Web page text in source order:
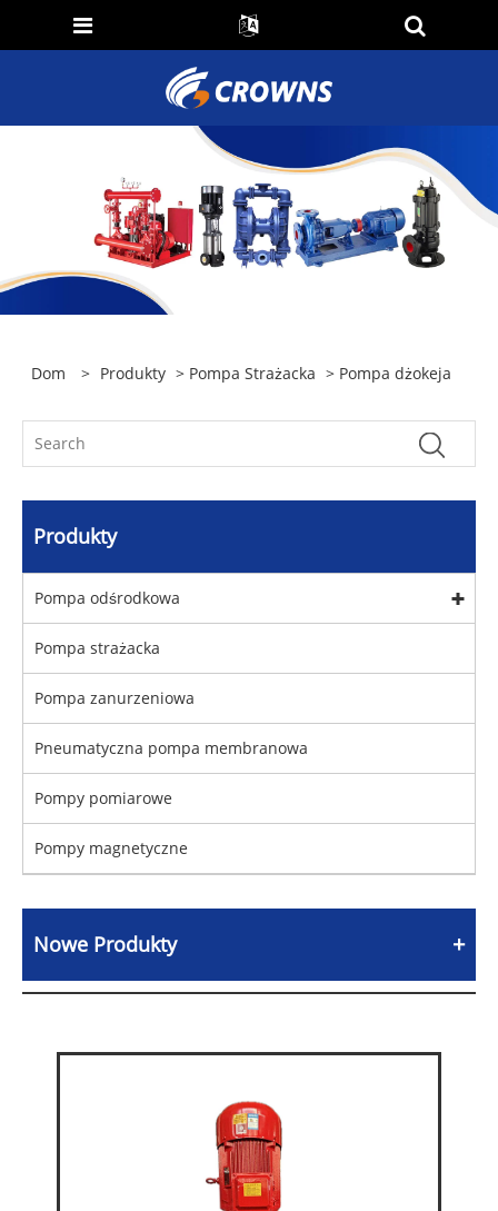
Dom > Produkty > Pompa Strażacka > Pompa dżokeja
Produkty
Pompa odśrodkowa
Pompa strażacka
Pompa zanurzeniowa
Pneumatyczna pompa membranowa
Pompy pomiarowe
Pompy magnetyczne
Nowe Produkty